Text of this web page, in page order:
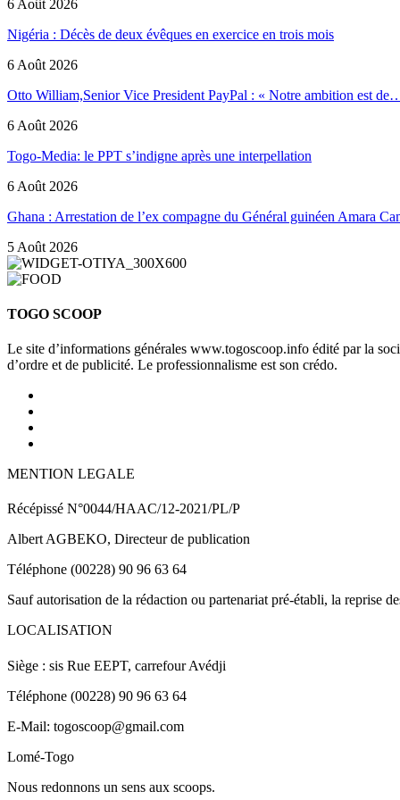
6 Août 2026
Nigéria : Décès de deux évêques en exercice en trois mois
6 Août 2026
Otto William,Senior Vice President PayPal : « Notre ambition est
6 Août 2026
Togo-Media: le PPT s’indigne après une interpellation
6 Août 2026
Ghana : Arrestation de l’ex compagne du Général guinéen Amara
5 Août 2026
TOGO SCOOP
Le site d’informations générales www.togoscoop.info édité par la
d’ordre et de publicité. Le professionnalisme est son crédo.
MENTION LEGALE
Récépissé N°0044/HAAC/12-2021/PL/P
Albert AGBEKO, Directeur de publication
Téléphone (00228) 90 96 63 64
Sauf autorisation de la rédaction ou partenariat pré-établi, la reprise
LOCALISATION
Siège : sis Rue EEPT, carrefour Avédji
Téléphone (00228) 90 96 63 64
E-Mail: togoscoop@gmail.com
Lomé-Togo
Nous redonnons un sens aux scoops.